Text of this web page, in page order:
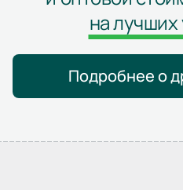
на лучших
Подробнее о